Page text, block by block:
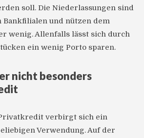
soll. Die Niederlassungen sind
Bankfilialen und nützen dem
wenig. Allenfalls lässt sich durch
ein wenig Porto sparen.
nicht besonders
verbirgt sich ein
Verwendung. Auf der